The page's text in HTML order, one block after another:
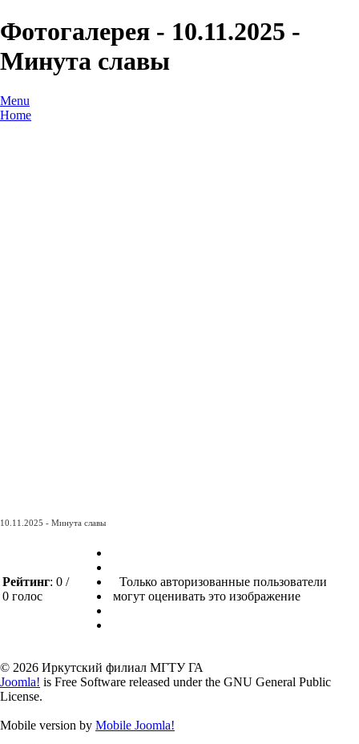
Фотогалерея - 10.11.2025 -
Минута славы
Menu
Home
10.11.2025 - Минута славы
Рейтинг: 0 /
0 голос
Только авторизованные пользователи
могут оценивать это изображение
© 2026 Иркутский филиал МГТУ ГА
Joomla! is Free Software released under the GNU General Public
License.
Mobile version by Mobile Joomla!